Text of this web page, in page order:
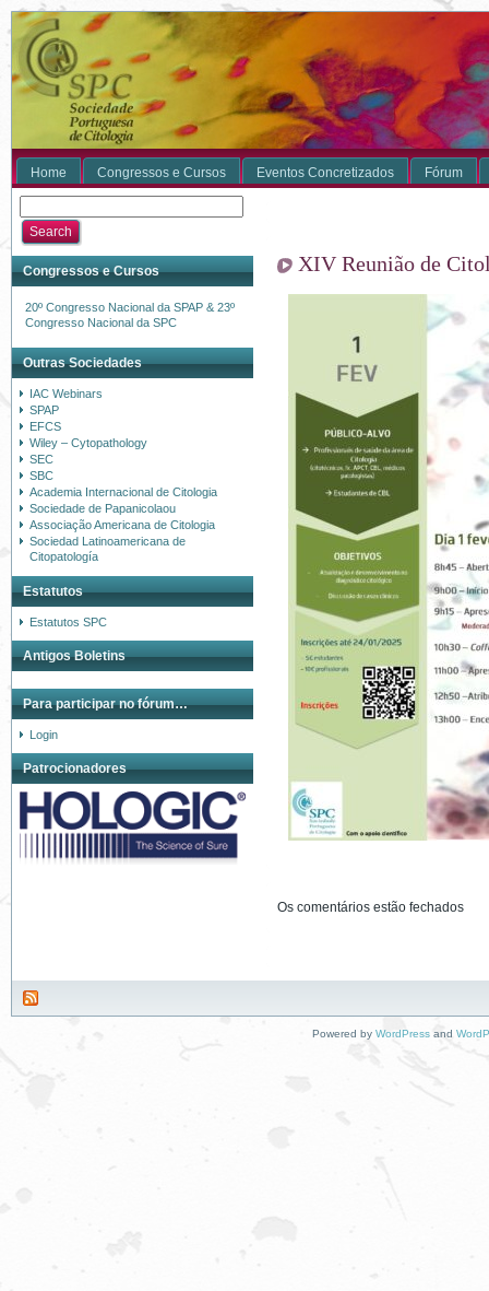
Home Congressos e Cursos Eventos Concretizados Fórum
Congressos e Cursos
20º Congresso Nacional da SPAP & 23º
Congresso Nacional da SPC
Outras Sociedades
IAC Webinars
SPAP
EFCS
Wiley – Cytopathology
SEC
SBC
Academia Internacional de Citologia
Sociedade de Papanicolaou
Associação Americana de Citologia
Sociedad Latinoamericana de
Citopatología
Estatutos
Estatutos SPC
Antigos Boletins
Para participar no fórum…
Login
Patrocionadores
XIV Reunião de
Os comentários estão fechados
Powered by WordPressand